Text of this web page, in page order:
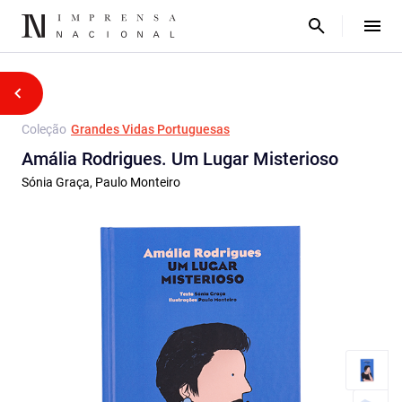
Coleção Grandes Vidas Portuguesas
Amália Rodrigues. Um Lugar Misterioso
Sónia Graça, Paulo Monteiro